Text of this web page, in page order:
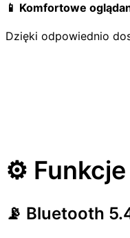
📱 Komfortowe
Dzięki odpowiednio
⚙️
📡 Bluetooth